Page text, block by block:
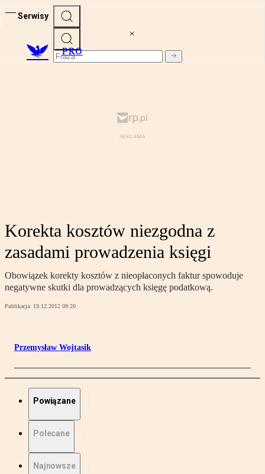
Serwisy
PRO
Korekta kosztów niezgodna z
zasadami prowadzenia księgi
Obowiązek korekty kosztów z nieopłaconych faktur spowoduje
negatywne skutki dla prowadzących księgę podatkową.
Publikacja: 19.12.2012 08:20
Przemysław Wojtasik
Powiązane
Polecane
Najnowsze